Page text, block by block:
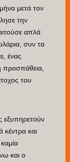
μετά τον
την
απλά
συν τα
ένας
προσπάθεια,
του
εξυπηρετούν
κέντρα και
και ο